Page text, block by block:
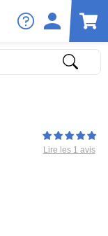
Lire les 1 avis